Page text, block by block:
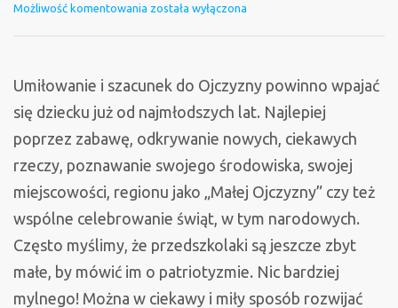
Możliwość komentowania Majowe
Jeżyków
została wyłączona
Umiłowanie i szacunek do Ojczyzny powinno wpajać
się dziecku już od najmłodszych lat. Najlepiej
poprzez zabawę, odkrywanie nowych, ciekawych
rzeczy, poznawanie swojego środowiska, swojej
miejscowości, regionu jako „Małej Ojczyzny” czy też
wspólne celebrowanie świąt, w tym narodowych.
Często myślimy, że przedszkolaki są jeszcze zbyt
małe, by mówić im o patriotyzmie. Nic bardziej
mylnego! Można w ciekawy i miły sposób rozwijać